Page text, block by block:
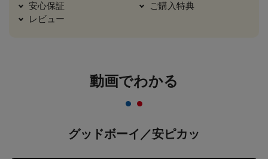
安心保証
ご購入特典
レビュー
動画でわかる
グッドボーイ／安ピカッ